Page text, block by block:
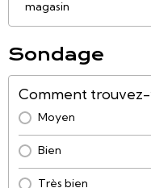
magasin
Sondage
Comment trouvez-
Moyen
Bien
Très bien